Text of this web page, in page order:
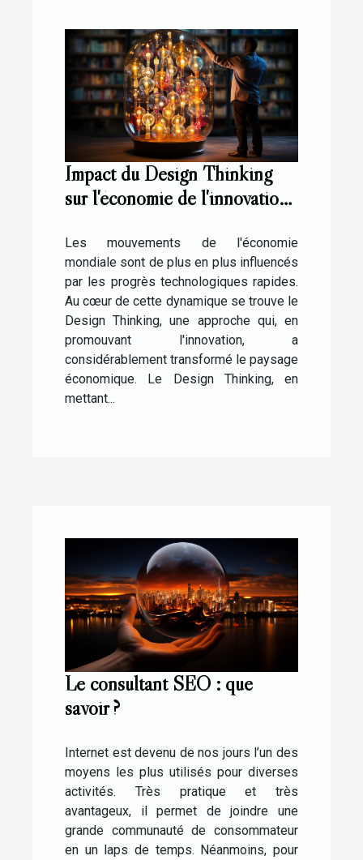
Impact du Design Thinking
sur l'économie de l'innovation
Les mouvements de l'économie
mondiale sont de plus en plus influencés
par les progrès technologiques rapides.
Au cœur de cette dynamique se trouve le
Design Thinking, une approche qui, en
promouvant l'innovation, a
considérablement transformé le paysage
économique. Le Design Thinking, en
mettant...
Le consultant SEO : que
savoir ?
Internet est devenu de nos jours l’un des
moyens les plus utilisés pour diverses
activités. Très pratique et très
avantageux, il permet de joindre une
grande communauté de consommateur
en un laps de temps. Néanmoins, pour